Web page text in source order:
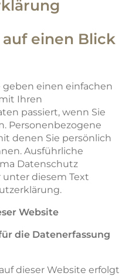
einen Blick
einen einfachen
Ihren
passiert, wenn Sie
Personenbezogene
denen Sie persönlich
Ausführliche
Datenschutz
diesem Text
Website
die Datenerfassung
dieser Website erfolgt